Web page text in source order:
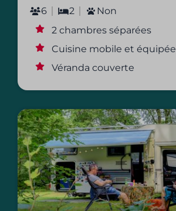
6
2
Non
2 chambres séparées
Cuisine mobile et équipée
Véranda couverte